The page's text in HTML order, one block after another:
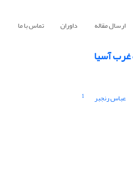
ارسال مقاله داوران تماس با ما
آسیا
عباس رنجبر
1